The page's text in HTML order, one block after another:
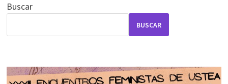
Buscar
BUSCAR